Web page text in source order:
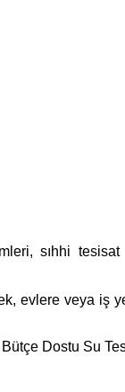
sıhhi
evlere veya iş
Dostu Su